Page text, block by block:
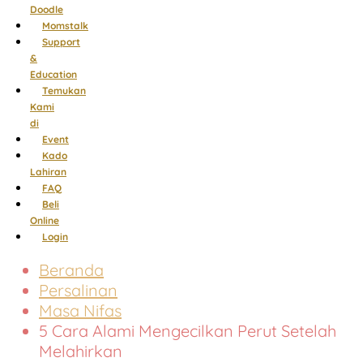
Doodle
Momstalk
Support
&
Education
Temukan
Kami
di
Event
Kado
Lahiran
FAQ
Beli
Online
Login
Beranda
Persalinan
Masa Nifas
5 Cara Alami Mengecilkan Perut Setelah
Melahirkan